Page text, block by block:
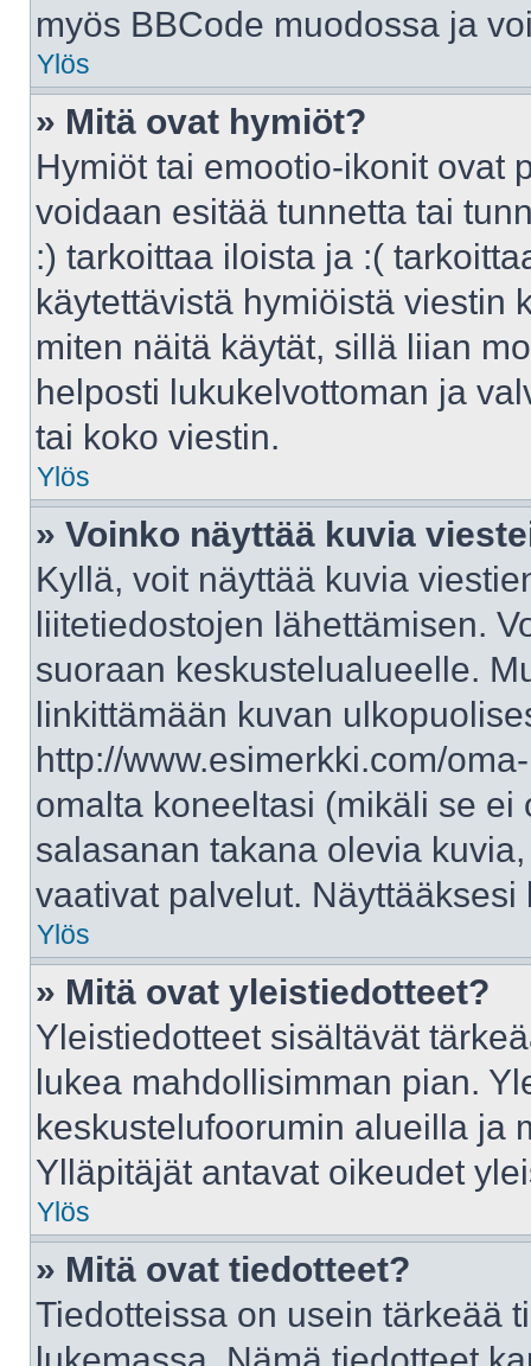
myös BBCode muodossa ja
Ylös
» Mitä ovat hymiöt?
Hymiöt tai emootio-ikonit ovat
voidaan esitää tunnetta tai
:) tarkoittaa iloista ja :(
käytettävistä hymiöistä viestin
miten näitä käytät, sillä liian
helposti lukukelvottoman ja
tai koko viestin.
Ylös
» Voinko näyttää kuvia
Kyllä, voit näyttää kuvia
liitetiedostojen lähettämisen.
suoraan keskustelualueelle.
linkittämään kuvan
http://www.esimerkki.com/
omalta koneeltasi (mikäli se
salasanan takana olevia
vaativat palvelut.
Ylös
» Mitä ovat yleistiedotteet?
Yleistiedotteet sisältävät
lukea mahdollisimman pian.
keskustelufoorumin alueilla ja
Ylläpitäjät antavat oikeudet
Ylös
» Mitä ovat tiedotteet?
Tiedotteissa on usein tärkeää